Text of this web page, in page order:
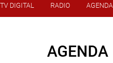
TV DIGITAL RADIO AGENDA
AGENDA